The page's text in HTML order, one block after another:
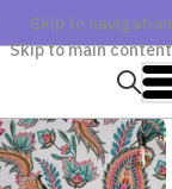
Skip to navigation
Skip to main content